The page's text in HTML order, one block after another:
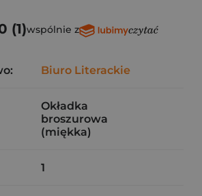
(1)wspólnie z
Biuro Literackie
Okładka
broszurowa
(miękka)
1